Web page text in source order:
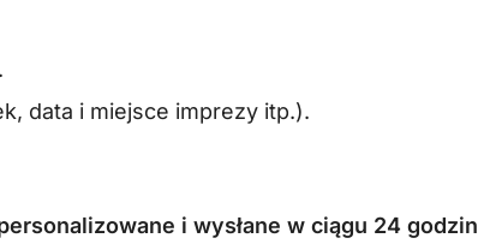
data i miejsce imprezy itp.).
i wysłane w ciągu 24 godzin